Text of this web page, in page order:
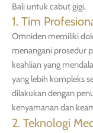
Bali untuk cabut gigi.
1. Tim
Omniden memiliki
menangani prosedur
keahlian yang
yang lebih kompleks
dilakukan dengan
kenyamanan dan
2. Teknologi